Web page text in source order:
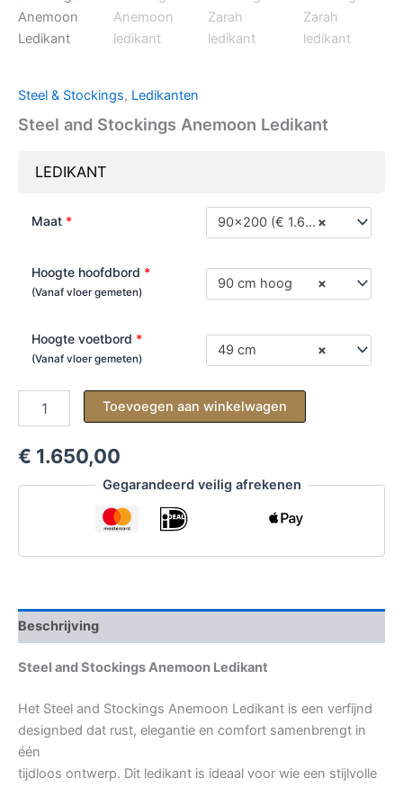
Steel & Stockings, Ledikanten
Steel and Stockings Anemoon Ledikant
LEDIKANT
Maat * ×
90x200 (€ 1.650,00)
Hoogte hoofdbord *
(Vanaf vloer gemeten)
×
90 cm hoog
Hoogte voetbord *
(Vanaf vloer gemeten)
×
49 cm
Anemoon
aantal
Toevoegen aan winkelwagen
€ 1.650,00
Gegarandeerd veilig afrekenen
Beschrijving
Steel and Stockings Anemoon Ledikant
Het Steel and Stockings Anemoon Ledikant is een verfijnd
designbed dat rust, elegantie en comfort samenbrengt in
één
tijdloos ontwerp. Dit ledikant is ideaal voor wie een stijlvolle